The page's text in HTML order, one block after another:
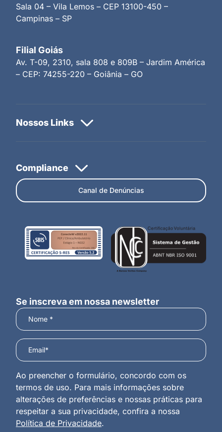
Sala 04 – Vila Lemos – CEP 13100-450 –
Campinas – SP
Filial Goiás
Av. T-09, 2310, sala 808 e 809B – Jardim América
– CEP: 74255-220 – Goiânia – GO
Canal de Denúncias
Se inscreva em nossa newsletter
Ao preencher o formulário, concordo com os
termos de uso. Para mais informações sobre
alterações de preferências e nossas práticas para
respeitar a sua privacidade, confira a nossa
Política de Privacidade.